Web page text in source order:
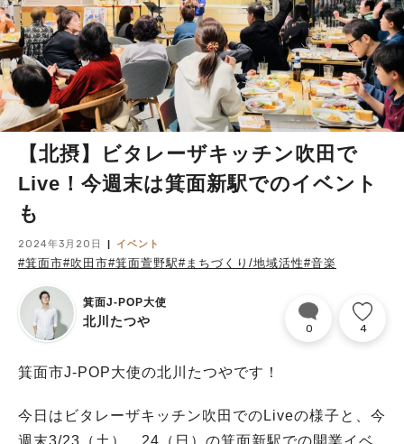
【北摂】ビタレーザキッチン吹田で
Live！今週末は箕面新駅でのイベント
も
2024年3月20日 イベント
#箕面市#吹田市#箕面萱野駅#まちづくり/地域活性#音楽
箕面J-POP大使
北川たつや 0 4
箕面市J-POP大使の北川たつやです！
今日はビタレーザキッチン吹田でのLiveの様子と、今
週末3/23（土）、24（日）の箕面新駅での開業イベ